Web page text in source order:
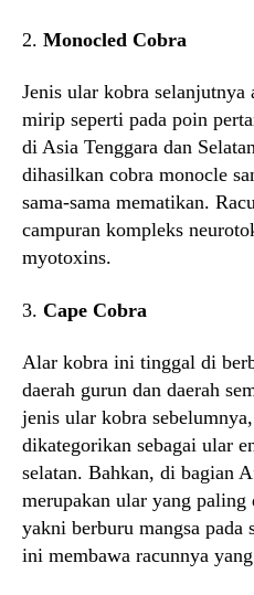
2. Monocled Cobra
Jenis ular kobra
mirip seperti pada poin
di Asia Tenggara dan
dihasilkan cobra monocle
sama-sama mematikan.
campuran kompleks
myotoxins.
3. Cape Cobra
Alar kobra ini tinggal di
daerah gurun dan daerah
jenis ular kobra
dikategorikan sebagai ular
selatan. Bahkan, di bagian
merupakan ular yang
yakni berburu mangsa
ini membawa racunnya